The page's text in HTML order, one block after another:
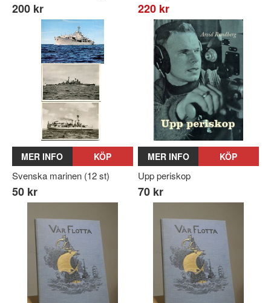
200 kr 220 kr
MER INFO KÖP
Svenska marinen (12 st)
50 kr
MER INFO KÖP
Upp periskop
70 kr